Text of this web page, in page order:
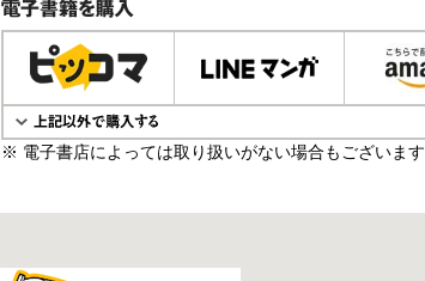
電子書籍で購入
※ 電子書店によっては取り扱いがない場合もございます